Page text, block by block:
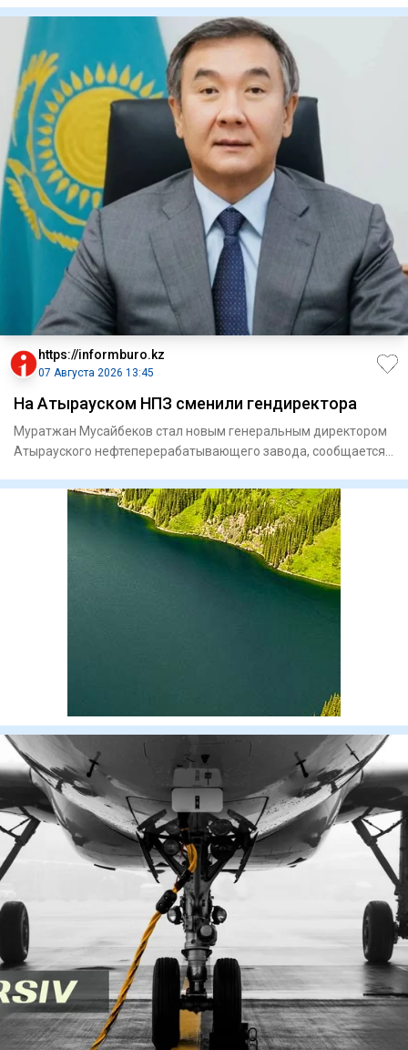
https://informburo.kz
07 Августа 2026 13:45
На Атырауском НПЗ сменили гендиректора
Муратжан Мусайбеков стал новым генеральным директором
Атырауского нефтеперерабатывающего завода, сообщается